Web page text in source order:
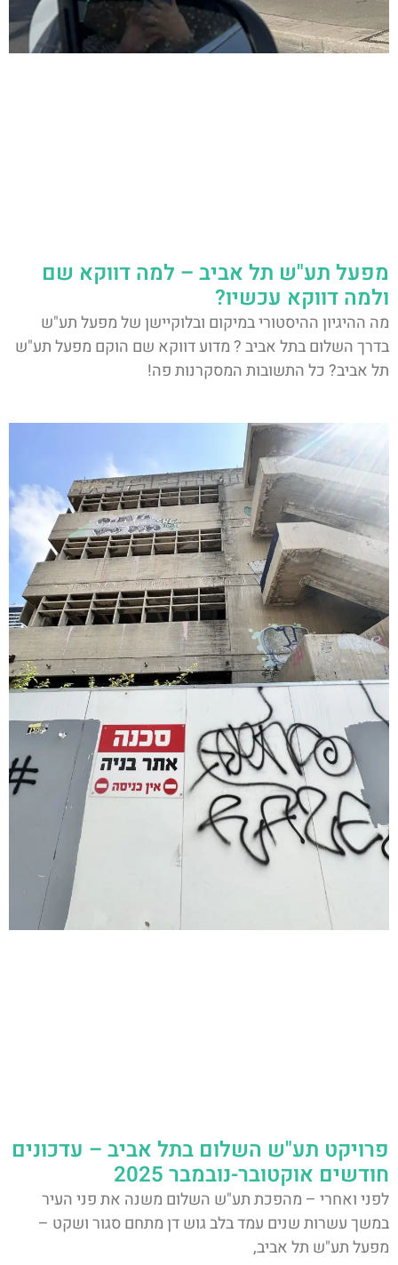
מפעל תע"ש תל אביב – למה דווקא שם
ולמה דווקא עכשיו?
מה ההיגיון ההיסטורי במיקום ובלוקיישן של מפעל תע"ש
בדרך השלום בתל אביב ? מדוע דווקא שם הוקם מפעל תע"ש
תל אביב? כל התשובות המסקרנות פה!
פרויקט תע"ש השלום בתל אביב – עדכונים
חודשים אוקטובר-נובמבר 2025
לפני ואחרי – מהפכת תע"ש השלום משנה את פני העיר
במשך עשרות שנים עמד בלב גוש דן מתחם סגור ושקט –
מפעל תע"ש תל אביב,